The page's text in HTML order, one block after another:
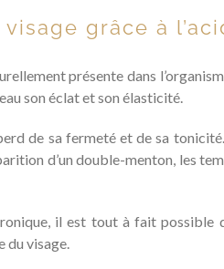
grâce à
présente dans
son éclat et son élasticité.
de sa fermeté et de sa
d’un double-menton, les
il est tout à fait
du visage.